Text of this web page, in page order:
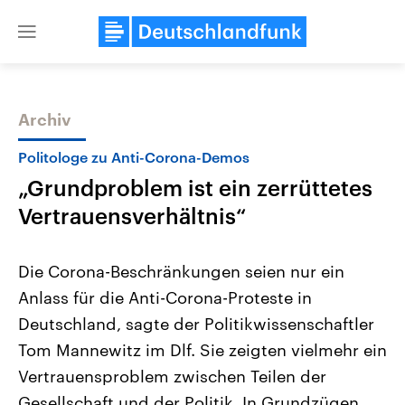
Close
Themen
Landtagswahl Sachsen-Anhalt
2026
Alle Informationen
Sachsen-Anhalt wählt am 6.
September 2026 einen neuen
Landtag. Seit 2021 wird das
Bundesland von einer Koalition aus
USA
Aktuelle Beiträge,
Hintergründe
Wirtschaftlich und
gehören die Vereinigten
den mächtigsten Ländern
mit großem Einfluss auf
Archiv
Politologe zu Anti-Corona-Demos
„Grundproblem ist ein zerrüttetes
Vertrauensverhältnis“
Die Corona-Beschränkungen seien nur ein
Anlass für die Anti-Corona-Proteste in
Deutschland, sagte der Politikwissenschaftler
Tom Mannewitz im Dlf. Sie zeigten vielmehr ein
Vertrauensproblem zwischen Teilen der